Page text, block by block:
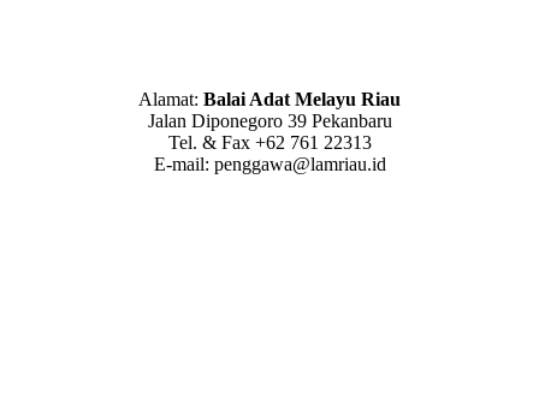
Alamat: Balai Adat Melayu Riau
Jalan Diponegoro 39 Pekanbaru
Tel. & Fax +62 761 22313
E-mail: penggawa@lamriau.id